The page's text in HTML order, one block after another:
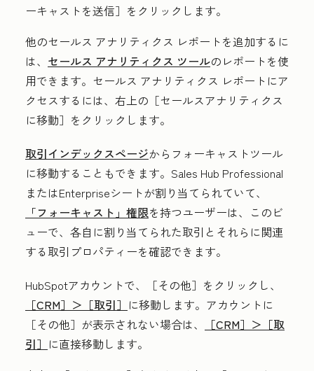
ーキャストを送信］ をクリックします。
他のセールス アナリティクス レポートを追加するに
は、 セールス アナリティクス ツールのレポートを使
用できます。セールス アナリティクス レポートにア
クセスするには、右上の［セールスアナリティクス
に移動］ をクリックします。
取引インデックスページからフォーキャストツール
に移動することもできます。 Sales Hub Professional
またはEnterpriseシートが割り当てられていて、
「フォーキャスト」 権限を持つユーザーは、このビ
ューで、各自に割り当てられた取引とそれらに関連
する取引プロパティーを確認できます。
HubSpotアカウントで、
［その他］をクリックし、
［CRM］＞ ［取引］ に移動します。アカウントに
［その他］が表示されない場合は、
［CRM］＞ ［取
引］ に直接移動します。